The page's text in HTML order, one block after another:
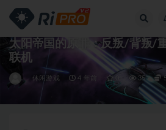
太阳帝国的原罪：反叛/背叛/
联机
休闲游戏 4 年前 35